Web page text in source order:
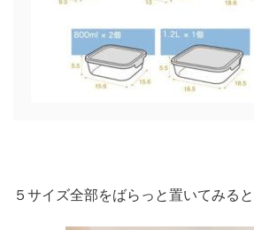
５サイズ全部をばらっと置いてみると